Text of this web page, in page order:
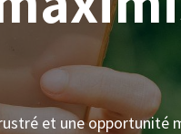
et une opportunité